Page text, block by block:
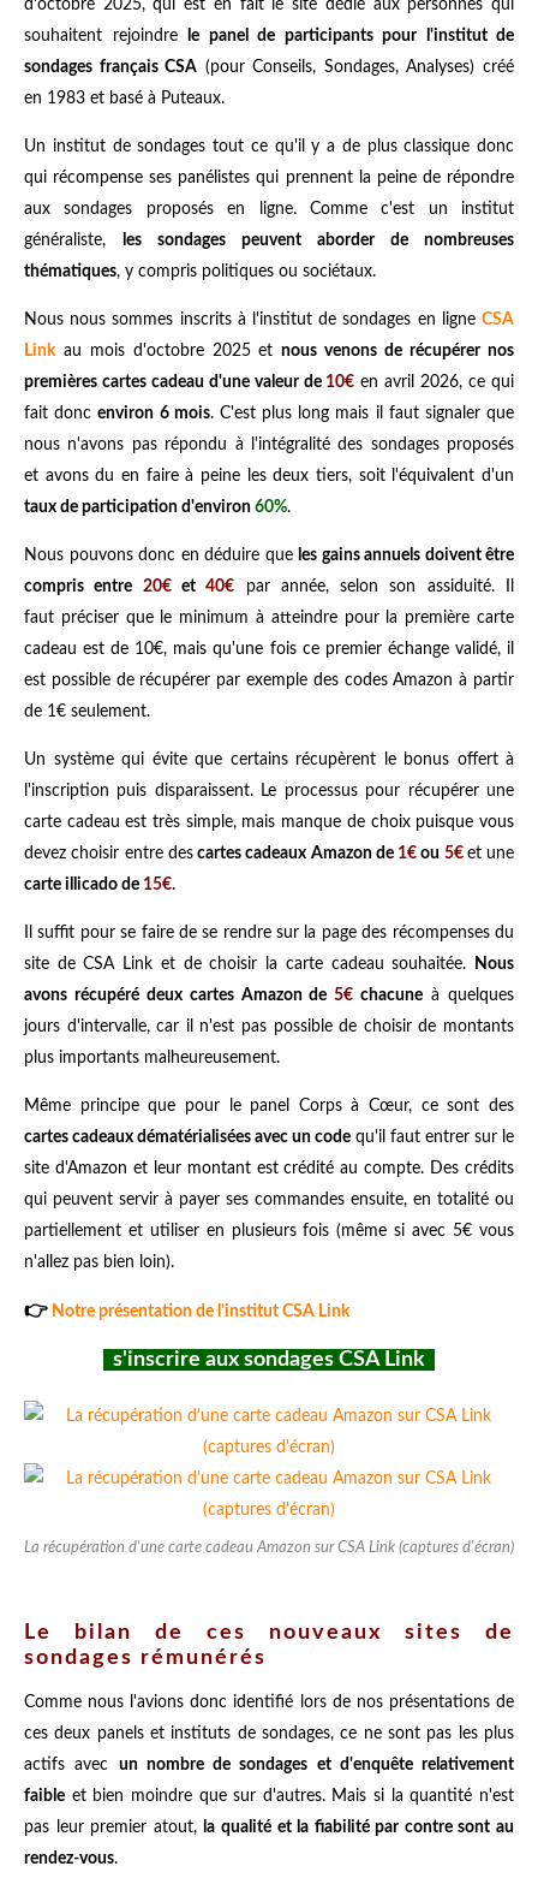
d'octobre 2025, qui est en fait le site dédié aux personnes qui
souhaitent rejoindre
le panel de participants pour l'institut de
sondages français CSA (pour Conseils, Sondages, Analyses) créé
en 1983 et basé à Puteaux.
Un institut de sondages tout ce qu'il y a de plus classique donc
qui récompense ses panélistes qui prennent la peine de répondre
aux sondages proposés en ligne. Comme c'est un institut
généraliste,
les sondages peuvent aborder de nombreuses
thématiques, y compris politiques ou sociétaux.
Nous nous sommes inscrits à l'institut de sondages en ligne CSA
Linkau mois d'octobre 2025 etnous venons de récupérer nos
premières cartes cadeau d'une valeur de 10€ en avril 2026, ce qui
fait doncenviron 6 mois. C'est plus long mais il faut signaler que
nous n'avons pas répondu à l'intégralité des sondages proposés
et avons du en faire à peine les deux tiers, soit l'équivalent d'un
taux de participation d'environ 60%.
Nous pouvons donc en déduire que les gains annuels doivent être
compris entre 20€et40€ par année, selon son assiduité. Il
faut préciser que le minimum à atteindre pour la première carte
cadeau est de 10€, mais qu'une fois ce premier échange validé, il
est possible de récupérer par exemple des codes Amazon à partir
de 1€ seulement.
Un système qui évite que certains récupèrent le bonus offert à
l'inscription puis disparaissent. Le processus pour récupérer une
carte cadeau est très simple, mais manque de choix puisque vous
devez choisir entre descartes cadeaux Amazon de 1€ ou 5€ et une
carte illicado de 15€.
Il suffit pour se faire de se rendre sur la page des récompenses du
site de CSA Link et de choisir la carte cadeau souhaitée.
Nous
avons récupéré deux cartes Amazon de5€ chacune à quelques
jours d'intervalle, car il n'est pas possible de choisir de montants
plus importants malheureusement.
Même principe que pour le panel Corps à Cœur, ce sont des
cartes cadeaux dématérialisées avec un code qu'il faut entrer sur le
site d'Amazon et leur montant est crédité au compte. Des crédits
qui peuvent servir à payer ses commandes ensuite, en totalité ou
partiellement et utiliser en plusieurs fois (même si avec 5€ vous
n'allez pas bien loin).
👉 Notre présentation de l'institut CSA Link
s'inscrire aux sondages CSA Link
La récupération d'une carte cadeau Amazon sur CSA Link (captures d'écran)
Le bilan de ces nouveaux sites de
sondages rémunérés
Comme nous l'avions donc identifié lors de nos présentations de
ces deux panels et instituts de sondages, ce ne sont pas les plus
actifs avec un nombre de sondages et d'enquête relativement
faible et bien moindre que sur d'autres. Mais si la quantité n'est
pas leur premier atout, la qualité et la fiabilité par contre sont au
rendez-vous.